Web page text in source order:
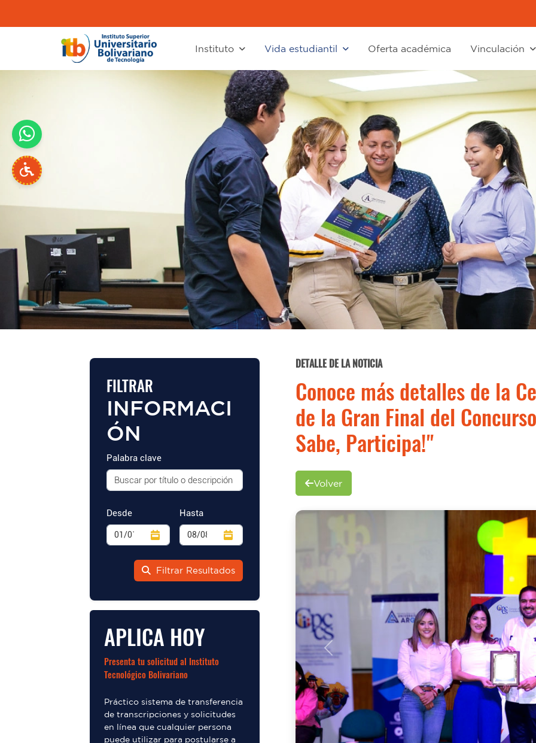
Instituto Vida estudiantil Oferta académica Vinculación
FILTRAR
INFORMACI
ÓN
Palabra clave
Desde Hasta
Filtrar Resultados
APLICA HOY
Presenta tu solicitud al Instituto
Tecnológico Bolivariano
Práctico sistema de transferencia
de transcripciones y solicitudes
en línea que cualquier persona
puede utilizar para postularse a
DETALLE DE LA NOTICIA
Conoce más detalles de la
de la Gran Final del
Sabe, Participa!"
Volver
Previous